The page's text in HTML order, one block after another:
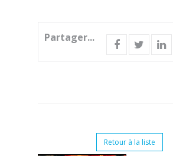
Partager...
Retour à la liste